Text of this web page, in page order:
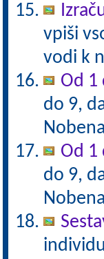
vpiši
vodi k
Od 1
do 9,
Od 1
do 9,